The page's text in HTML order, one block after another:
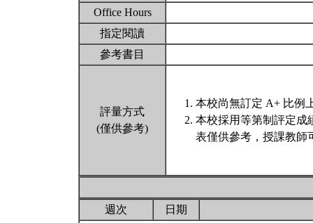
Office Hours
指定閱讀
參考書目
評量方式
(僅供參考)
本校尚無訂定 A+ 比例
本校採用等第制評定成
表僅供參考，授課教師
週次
日期